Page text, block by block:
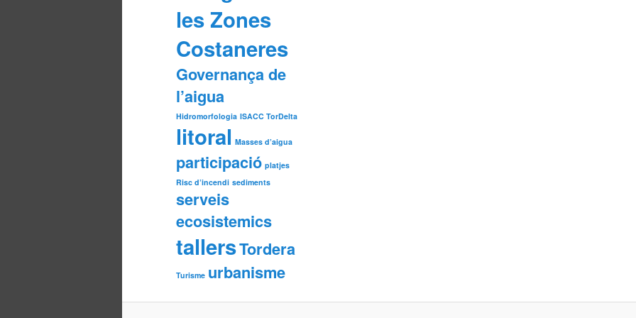
les Zones
Costaneres
Governança de
l’aigua
Hidromorfologia ISACC TorDelta
litoral Masses d’aigua
participació platjes
Risc d’incendi sediments
serveis
ecosistemics
tallersTordera
Turisme urbanisme